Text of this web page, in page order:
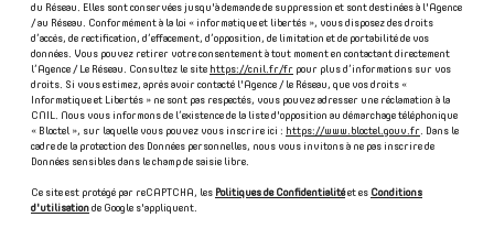
du Réseau. Elles sont conservées jusqu'à demande de suppression et sont destinées à l'Agence
/ au Réseau. Conformément à la loi « informatique et libertés », vous disposez des droits
d’accès, de rectification, d’effacement, d’opposition, de limitation et de portabilité de vos
données. Vous pouvez retirer votre consentement à tout moment en contactant directement
l’Agence / Le Réseau. Consultez le site https://cnil.fr/fr pour plus d’informations sur vos
droits. Si vous estimez, après avoir contacté l'Agence / le Réseau, que vos droits «
Informatique et Libertés » ne sont pas respectés, vous pouvez adresser une réclamation à la
CNIL. Nous vous informons de l’existence de la liste d'opposition au démarchage téléphonique
« Bloctel », sur laquelle vous pouvez vous inscrire ici : https://www.bloctel.gouv.fr . Dans le
cadre de la protection des Données personnelles, nous vous invitons à ne pas inscrire de
Données sensibles dans le champ de saisie libre.
Ce site est protégé par reCAPTCHA, les Politiques de Confidentialitéet es Conditions
d'utilisation de Google s'appliquent.